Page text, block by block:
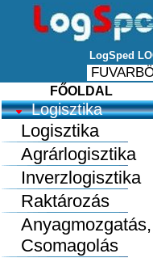
FŐOLDAL
Logisztika
Logisztika
Agrárlogisztika
Inverzlogisztika
Raktározás
Anyagmozgatás,
Csomagolás